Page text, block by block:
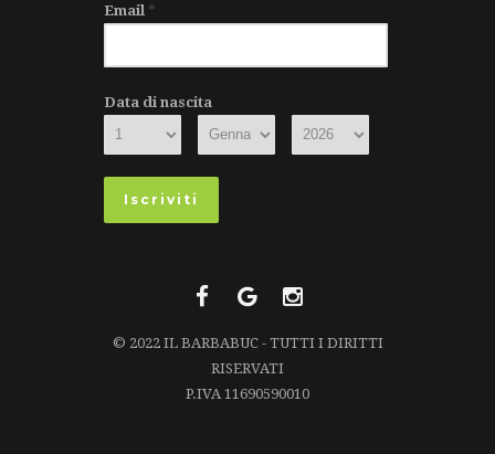
Email *
Data di nascita
© 2022 IL BARBABUC - TUTTI I DIRITTI
RISERVATI
P.IVA 11690590010